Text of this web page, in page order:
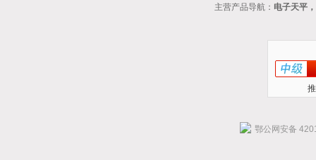
主营产品导航： 电子天平
鄂公网安备